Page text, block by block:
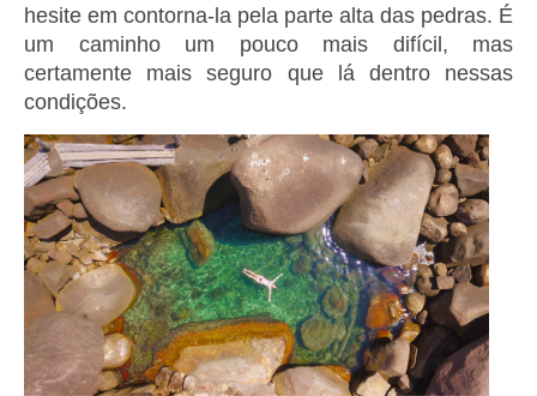
hesite em contorna-la pela parte alta das pedras. É
um caminho um pouco mais difícil, mas
certamente mais seguro que lá dentro nessas
condições.